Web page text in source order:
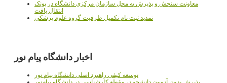
معاونت سنجش و پذيرش به محل سازمان مرکزي دانشگاه در پونک
انتقال يافت
تمديد ثبت نام تکميل ظرفيت گروه علوم پزشکي
اخبار دانشگاه پیام نور
توسعه کیفی راهبرد اصلی دانشگاه پیام نور